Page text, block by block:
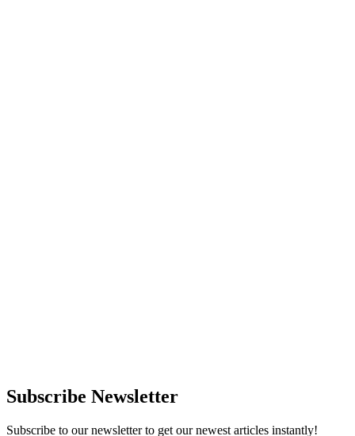
Subscribe Newsletter
Subscribe to our newsletter to get our newest articles instantly!